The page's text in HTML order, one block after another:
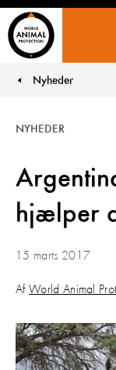
You are here:
Nyheder
hjælper
NYHEDER
15 marts 2017
Af World Animal